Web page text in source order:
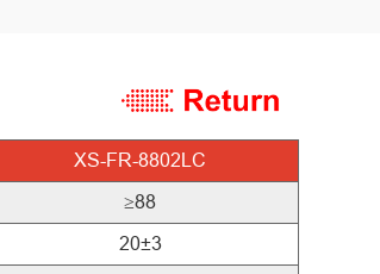
XS-FR-8802LC
≥88
20±3